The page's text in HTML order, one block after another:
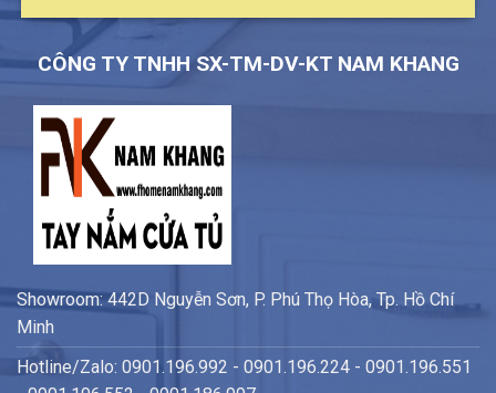
CÔNG TY TNHH SX-TM-DV-KT NAM KHANG
Showroom: 442D Nguyễn Sơn, P. Phú Thọ Hòa, Tp. Hồ Chí
Minh
Hotline/Zalo: 0901.196.992 - 0901.196.224 - 0901.196.551